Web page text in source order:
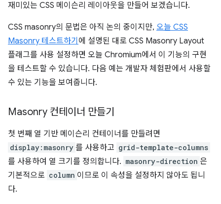
재미있는 CSS 메이슨리 레이아웃을 만들어 보겠습니다.
CSS masonry의 문법은 아직 논의 중이지만, 오늘 CSS
Masonry 테스트하기 에 설명된 대로 CSS Masonry Layout
플래그를 사용 설정하면 오늘 Chromium에서 이 기능의 구현
을 테스트할 수 있습니다. 다음 예는 개발자 체험판에서 사용할
수 있는 기능을 보여줍니다.
Masonry 컨테이너 만들기
첫 번째 열 기반 메이슨리 컨테이너를 만들려면
display:masonry 를 사용하고 grid-template-columns
를 사용하여 열 크기를 정의합니다. masonry-direction 은
기본적으로 column 이므로 이 속성을 설정하지 않아도 됩니
다.